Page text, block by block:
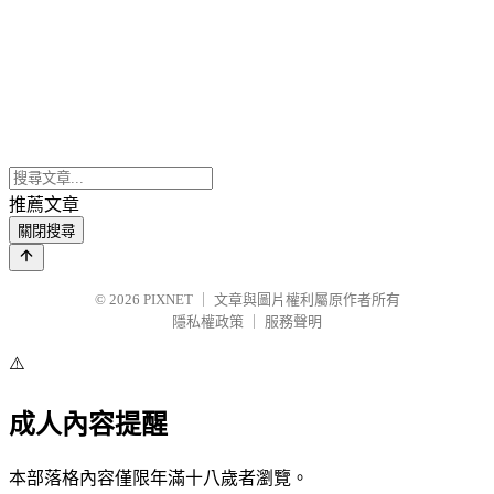
推薦文章
關閉搜尋
© 2026 PIXNET
文章與圖片權利屬原作者所有
隱私權政策
服務聲明
⚠️
成人內容提醒
本部落格內容僅限年滿十八歲者瀏覽。